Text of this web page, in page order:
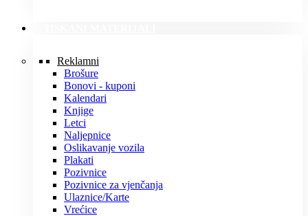
Reklamni
Brošure
Bonovi - kuponi
Kalendari
Knjige
Letci
Naljepnice
Oslikavanje vozila
Plakati
Pozivnice
Pozivnice za vjenčanja
Ulaznice/Karte
Vrećice